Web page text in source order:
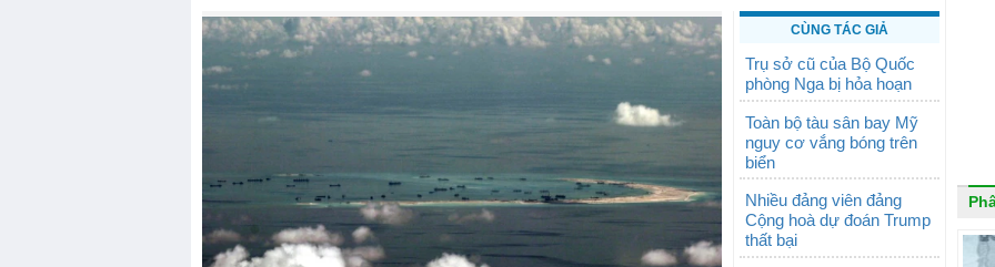
CÙNG TÁC GIẢ
Trụ sở cũ của Bộ Quốc
phòng Nga bị hỏa hoạn
Toàn bộ tàu sân bay Mỹ
nguy cơ vắng bóng trên
biển
Nhiều đảng viên đảng
Cộng hoà dự đoán Trump
thất bại